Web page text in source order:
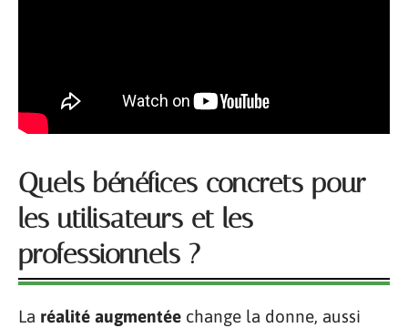
Quels bénéfices concrets pour
les utilisateurs et les
professionnels ?
La réalité augmentée change la donne, aussi